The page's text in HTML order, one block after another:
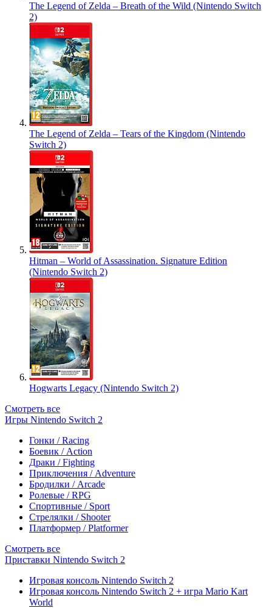
The Legend of Zelda – Breath of the Wild (Nintendo Switch
2)
The Legend of Zelda – Tears of the Kingdom (Nintendo
Switch 2)
Hitman – World of Assassination. Signature Edition
(Nintendo Switch 2)
Hogwarts Legacy (Nintendo Switch 2)
Смотреть все
Игры Nintendo Switch 2
Гонки / Racing
Боевик / Action
Драки / Fighting
Приключения / Adventure
Бродилки / Arcade
Ролевые / RPG
Спортивные / Sport
Стрелялки / Shooter
Платформер / Platformer
Смотреть все
Приставки Nintendo Switch 2
Игровая консоль Nintendo Switch 2
Игровая консоль Nintendo Switch 2 + игра Mario Kart
World